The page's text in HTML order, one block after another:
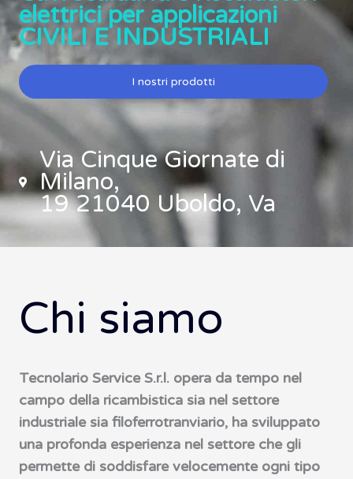
elettrici per applicazioni
CIVILI E INDUSTRIALI
I nostri prodotti
Via Cinque Giornate di
Milano,
19 21040 Uboldo, Va
Chi siamo
Tecnolario Service S.r.l. opera da tempo nel
campo della ricambistica sia nel settore
industriale sia filoferrotranviario, ha sviluppato
una profonda esperienza nel settore che gli
permette di soddisfare velocemente ogni tipo